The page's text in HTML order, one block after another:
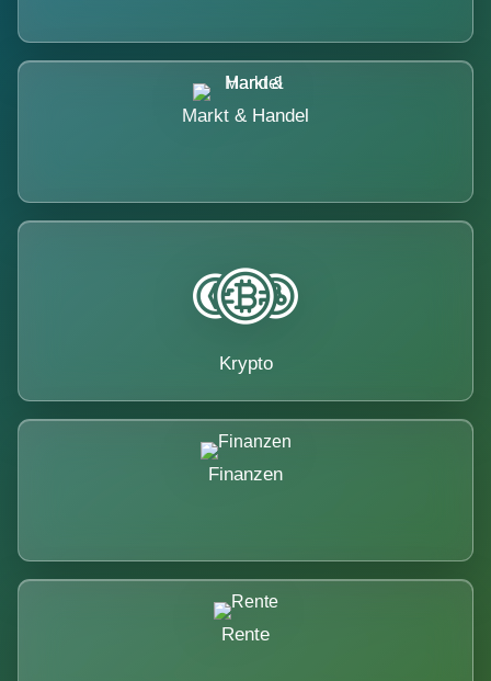
Markt & Handel
Krypto
Finanzen
Rente